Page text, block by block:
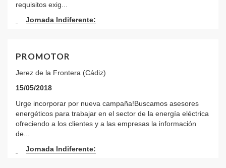
requisitos exig...
Jornada Indiferente:
PROMOTOR
Jerez de la Frontera (Cádiz)
15/05/2018
Urge incorporar por nueva campaña!Buscamos asesores
energéticos para trabajar en el sector de la energía eléctrica
ofreciendo a los clientes y a las empresas la información
de...
Jornada Indiferente: